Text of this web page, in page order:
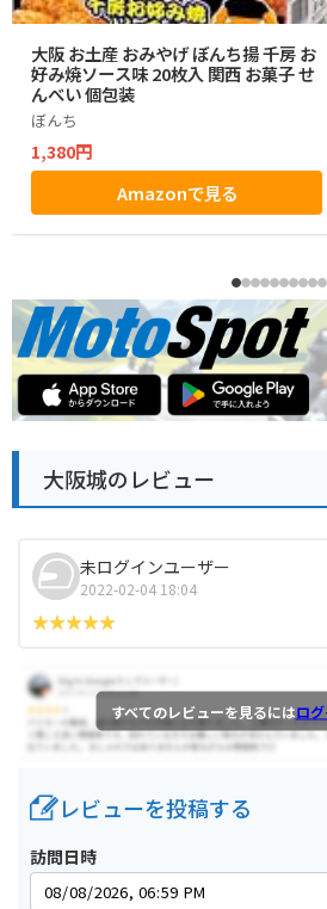
大阪 お土産 おみやげ ぼんち揚 千房 お
好み焼ソース味 20枚入 関西 お菓子 せ
んべい 個包装
ぼんち
1,380円
Amazonで見る
大阪城のレビュー
未ログインユーザー
2022-02-04 18:04
すべてのレビューを見るにはロ
レビューを投稿する
訪問日時